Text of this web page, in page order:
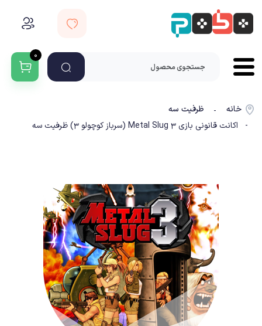
۰
خانه -
ظرفیت سه
- اکانت قانونی بازی Metal Slug 3 (سرباز کوچولو 3) ظرفیت سه